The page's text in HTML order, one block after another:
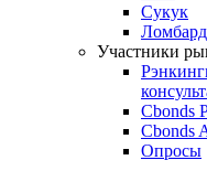
Сукук
Участники
Cbonds
Cbonds
Опросы